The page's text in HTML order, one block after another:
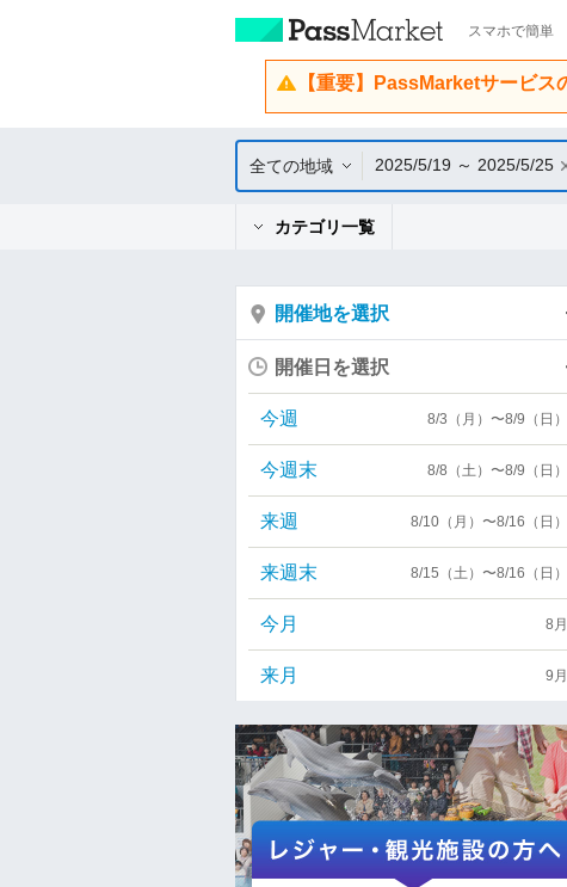
スマホで簡単
【重要】PassMarketサービス
全ての地域 2025/5/19 ～ 2025/5/25
カテゴリ一覧
開催地を選択
開催日を選択
今週 8/3（月）〜8/9（日）
今週末 8/8（土）〜8/9（日）
来週 8/10（月）〜8/16（日）
来週末 8/15（土）〜8/16（日）
今月 8月
来月 9月